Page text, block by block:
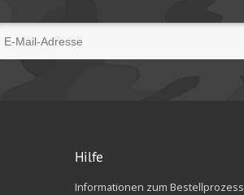
Hilfe
Informationen zum Bestellprozess